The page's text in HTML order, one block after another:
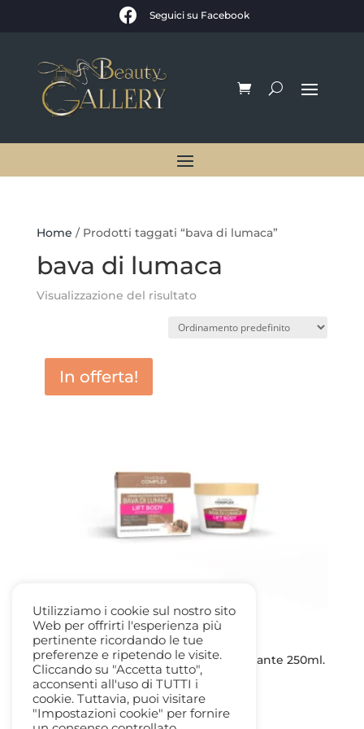
 Seguici su Facebook
Home / Prodotti taggati “bava di lumaca”
bava di lumaca
Visualizzazione del risultato
In offerta!
Crema Bava di Lumaca Multiuso Idradante 250ml.
– Pharma Complex
14,90€Il
prezzo
5,00€Il
prezzo
Utilizziamo i cookie sul nostro sito
Web per offrirti l'esperienza più
pertinente ricordando le tue
preferenze e ripetendo le visite.
Cliccando su "Accetta tutto",
acconsenti all'uso di TUTTI i
cookie. Tuttavia, puoi visitare
"Impostazioni cookie" per fornire